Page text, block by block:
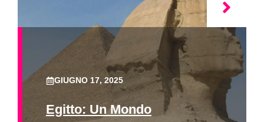
GIUGNO 17, 2025
Egitto: Un Mondo